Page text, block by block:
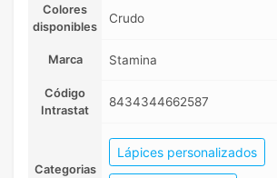
Colores
disponibles
Crudo
Marca Stamina
Código
Intrastat
8434344662587
Categorias
Lápices personalizados